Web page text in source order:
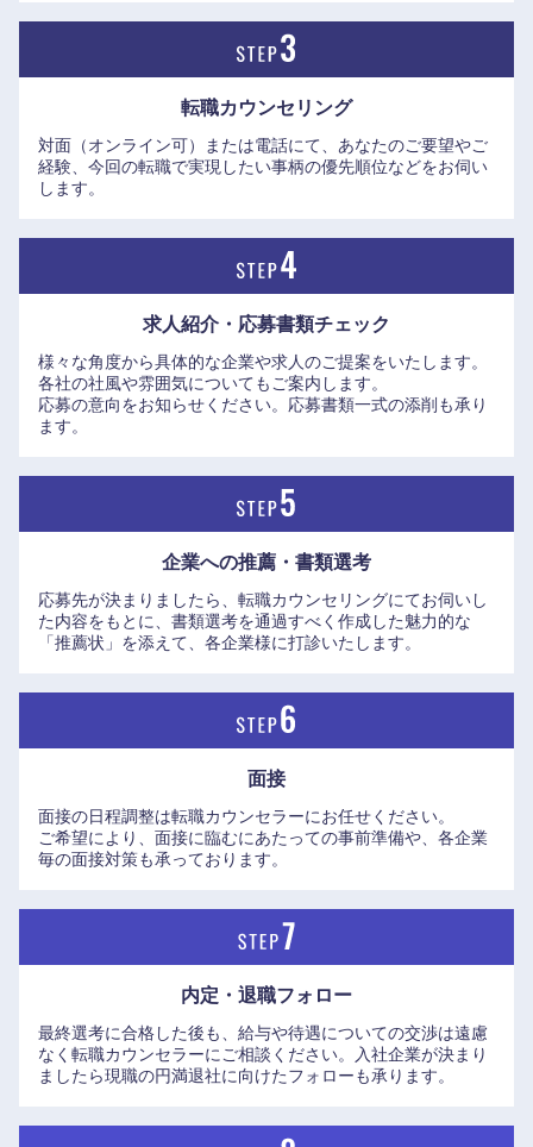
転職カウンセリング
対面（オンライン可）または電話にて、あなたのご要望やご
経験、今回の転職で実現したい事柄の優先順位などをお伺い
します。
求人紹介・応募書類チェック
様々な角度から具体的な企業や求人のご提案をいたします。
各社の社風や雰囲気についてもご案内します。
応募の意向をお知らせください。応募書類一式の添削も承り
ます。
企業への推薦・書類選考
応募先が決まりましたら、転職カウンセリングにてお伺いし
た内容をもとに、書類選考を通過すべく作成した魅力的な
「推薦状」を添えて、各企業様に打診いたします。
面接
面接の日程調整は転職カウンセラーにお任せください。
ご希望により、面接に臨むにあたっての事前準備や、各企業
毎の面接対策も承っております。
内定・退職フォロー
最終選考に合格した後も、給与や待遇についての交渉は遠慮
なく転職カウンセラーにご相談ください。入社企業が決まり
ましたら現職の円満退社に向けたフォローも承ります。
中国・四国地方
鳥取県 島根県
愛媛県
高知県